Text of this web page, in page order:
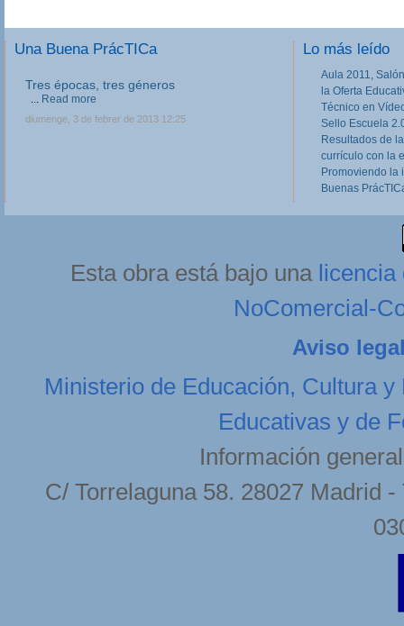
Una Buena PrácTICa
Tres épocas, tres géneros
... Read more
diumenge, 3 de febrer de 2013 12:25
Lo más leído
Aula 2011,
la Oferta
Técnico en
Sello Escuela
Resultados de
currículo con la
Promoviendo la
Buenas
Esta obra está bajo una licencia
NoComercial-
Aviso
Ministerio de Educación, Cultura y
Educativas y de
Información
C/ Torrelaguna 58. 28027 Madrid